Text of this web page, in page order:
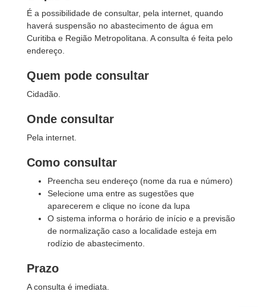
É a possibilidade de consultar, pela internet, quando
haverá suspensão no abastecimento de água em
Curitiba e Região Metropolitana. A consulta é feita pelo
endereço.
Quem pode consultar
Cidadão.
Onde consultar
Pela internet.
Como consultar
Preencha seu endereço (nome da rua e número)
Selecione uma entre as sugestões que
aparecerem e clique no ícone da lupa
O sistema informa o horário de início e a previsão
de normalização caso a localidade esteja em
rodízio de abastecimento.
Prazo
A consulta é imediata.